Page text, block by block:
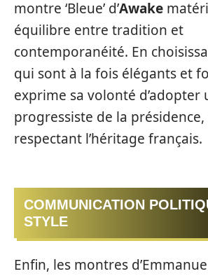
montre ‘Bleue’ d’Awake
équilibre entre tradition et
contemporanéité. En
qui sont à la fois élégants et
exprime sa volonté d’adopter
progressiste de la
respectant l’héritage français.
COMMUNICATION
STYLE
Enfin, les montres